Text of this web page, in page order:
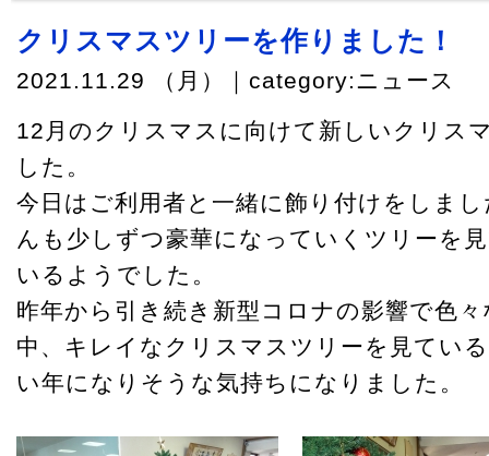
クリスマスツリーを作りました！
2021.11.29 （月）｜category:ニュース
12月のクリスマスに向けて新しいクリス
した。
今日はご利用者と一緒に飾り付けをしま
んも少しずつ豪華になっていくツリーを
いるようでした。
昨年から引き続き新型コロナの影響で色
中、キレイなクリスマスツリーを見てい
い年になりそうな気持ちになりました。